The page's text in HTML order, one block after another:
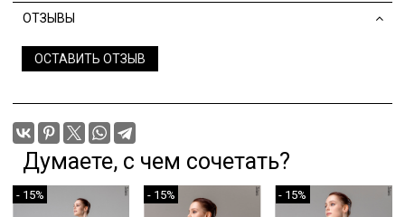
ОТЗЫВЫ
ОСТАВИТЬ ОТЗЫВ
Думаете, с чем сочетать?
- 15% - 15% - 15%